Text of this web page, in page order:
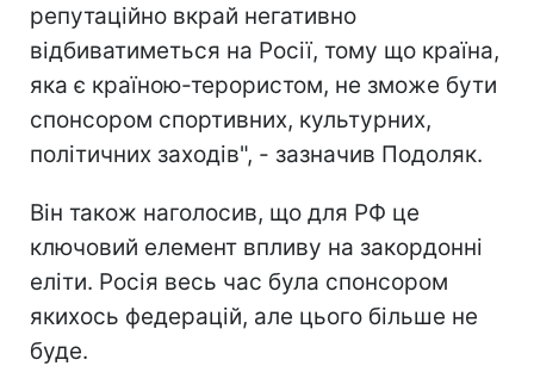
репутаційно вкрай негативно
відбиватиметься на Росії, тому що країна,
яка є країною-терористом, не зможе бути
спонсором спортивних, культурних,
політичних заходів", - зазначив Подоляк.
Він також наголосив, що для РФ це
ключовий елемент впливу на закордонні
еліти. Росія весь час була спонсором
якихось федерацій, але цього більше не
буде.